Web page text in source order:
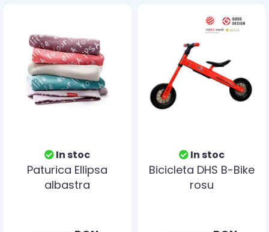
In stoc
Paturica Ellipsa
albastra
In stoc
Bicicleta DHS B-Bike
rosu